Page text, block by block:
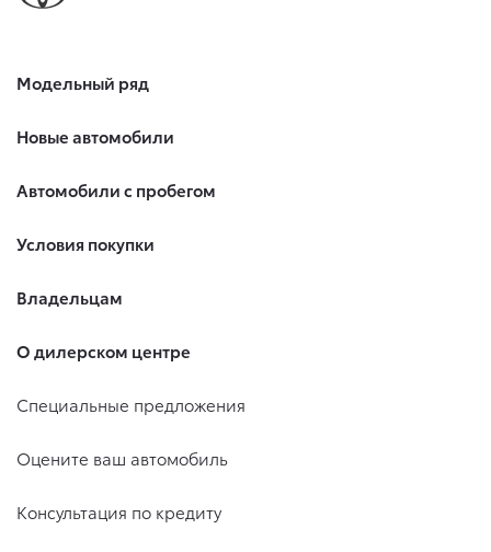
Модельный ряд
Новые автомобили
Автомобили с пробегом
Условия покупки
Владельцам
О дилерском центре
Специальные предложения
Оцените ваш автомобиль
Консультация по кредиту